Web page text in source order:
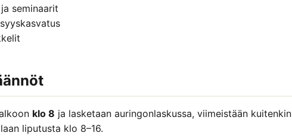
seminaarit
klo 8 ja lasketaan auringonlaskussa, viimeistään kuitenkin
liputusta klo 8–16.